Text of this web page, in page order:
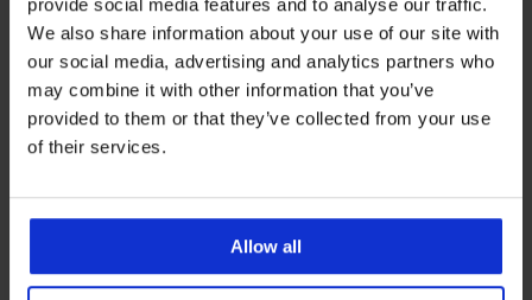
provide social media features and to analyse our traffic.
We also share information about your use of our site with
our social media, advertising and analytics partners who
may combine it with other information that you’ve
provided to them or that they’ve collected from your use
of their services.
Allow all
Newsletter
Czy chcesz być informowany o nowościach?
ZAPISZ SIĘ
DLA KLIENTÓW